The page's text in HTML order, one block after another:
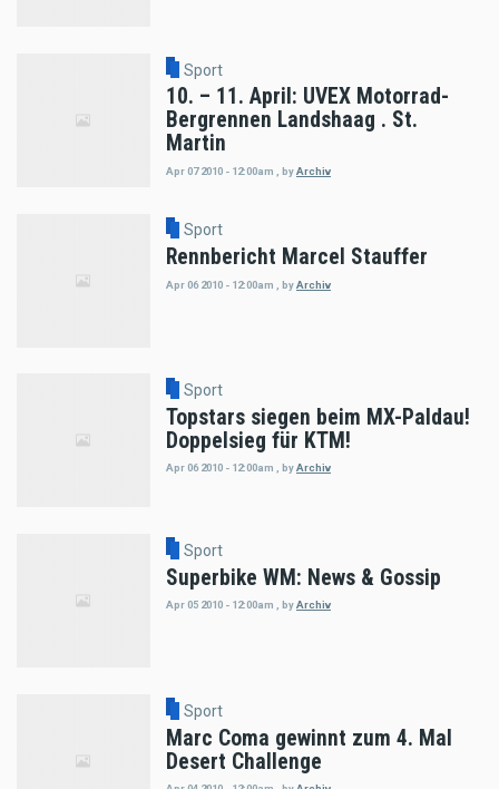
Sport
10. – 11. April: UVEX Motorrad-
Bergrennen Landshaag . St.
Martin
Apr 07 2010 - 12:00am byArchiv
Sport
Rennbericht Marcel Stauffer
Apr 06 2010 - 12:00am byArchiv
Sport
Topstars siegen beim MX-Paldau!
Doppelsieg für KTM!
Apr 06 2010 - 12:00am , byArchiv
Sport
Superbike WM: News & Gossip
Apr 05 2010 - 12:00am byArchiv
Sport
Marc Coma gewinnt zum 4. Mal
Desert Challenge